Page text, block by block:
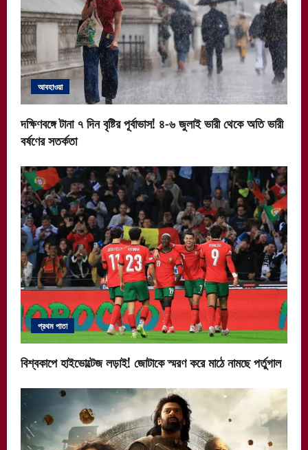
আবহাওয়া
দক্ষিণবঙ্গে টানা ৭ দিন বৃষ্টির পূর্বাভাস! ৪-৬ জুলাই ভারী থেকে অতি ভারী
বর্ষণের সতর্কতা
প্রথম পাতা
বিশ্বকাপে হাইভোল্টেজ লড়াই! জোটাকে স্মরণ করে মাঠে নামছে পর্তুগাল